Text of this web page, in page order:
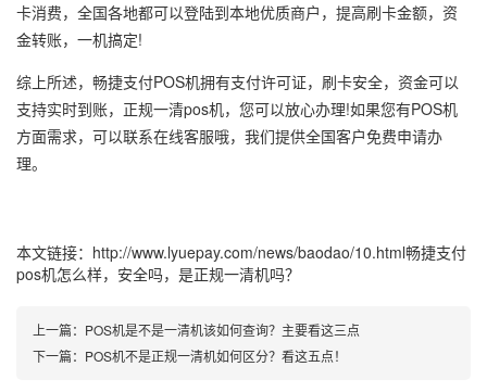
卡消费，全国各地都可以登陆到本地优质商户，提高刷卡金额，资
金转账，一机搞定!
综上所述，畅捷支付POS机拥有支付许可证，刷卡安全，资金可以
支持实时到账，正规一清pos机，您可以放心办理!如果您有POS机
方面需求，可以联系在线客服哦，我们提供全国客户免费申请办
理。
本文链接： http://www.lyuepay.com/news/baodao/10.html畅捷支付
pos机怎么样，安全吗，是正规一清机吗？
上一篇： POS机是不是一清机该如何查询？主要看这三点
下一篇： POS机不是正规一清机如何区分？看这五点！